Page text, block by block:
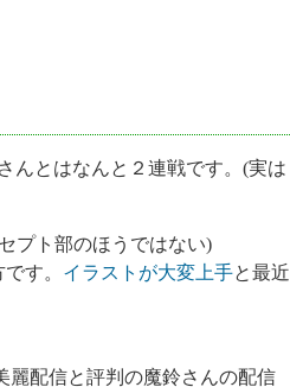
んとはなんと２連戦です。(実は
プト部のほうではない)
す。 イラストが大変上手と最近
麗配信と評判の魔鈴さんの配信